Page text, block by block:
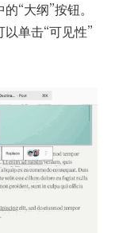
“大纲”按钮。
单击“可见性”